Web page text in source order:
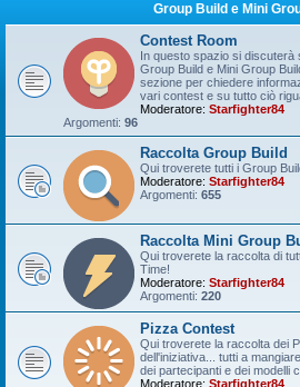
Group Build e Mini
Contest Room
In questo spazio si discuterà
Group Build e Mini Group
sezione per chiedere
vari contest e su tutto ciò
Moderatore: Starfighter84
Argomenti: 96
Raccolta Group Build
Qui troverete tutti i Group
Moderatore: Starfighter84
Argomenti: 655
Raccolta Mini Group
Qui troverete la raccolta di
Time!
Moderatore: Starfighter84
Argomenti: 220
Pizza Contest
Qui troverete la raccolta dei
dell'iniziativa... tutti a
dei partecipanti e dei modelli
Moderatore: Starfighter84